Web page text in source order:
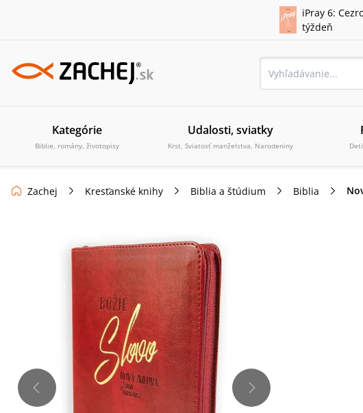
iPray 6:
týždeň
Kategórie
Biblie, romány, životopisy
Udalosti, sviatky
Krst, Sviatosť manželstva, Narodeniny
Zachej Kresťanské knihy Biblia a štúdium Biblia